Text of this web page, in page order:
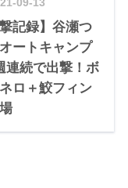
09-13
撃記録】谷瀬つ
ートキャンプ
連続で出撃！ボ
ロ＋鮫フィン